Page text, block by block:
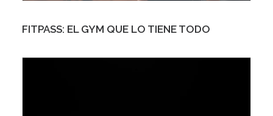
FITPASS: EL GYM QUE LO TIENE TODO